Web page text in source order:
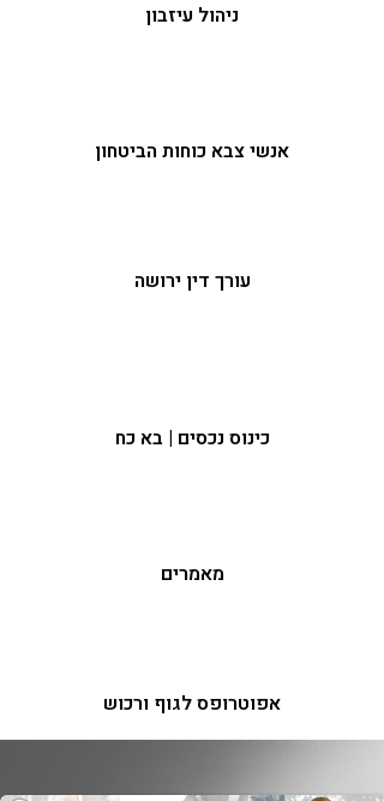
ניהול עיזבון
אנשי צבא כוחות הביטחון
עורך דין ירושה
כינוס נכסים | בא כח
מאמרים
אפוטרופס לגוף ורכוש